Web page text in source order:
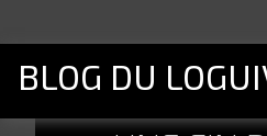
BLOG DU